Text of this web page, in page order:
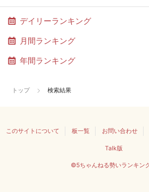
デイリーランキング
月間ランキング
年間ランキング
トップ 検索結果
このサイトについて 板一覧 お問い合わせ
Talk版
©5ちゃんねる勢いランキン